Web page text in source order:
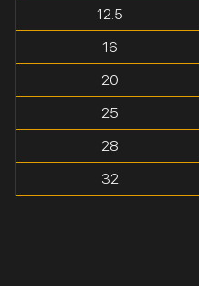
12.5
16
20
25
28
32